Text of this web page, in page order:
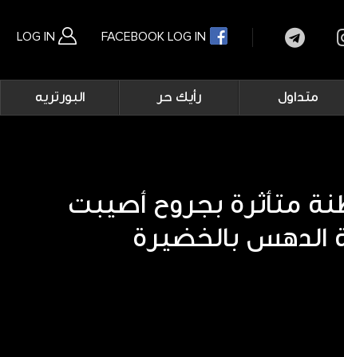
LOG IN FACEBOOK LOG IN
Main
navigation
متداول رأيك حر البورتريه
متأثرة بجروح أصيبت